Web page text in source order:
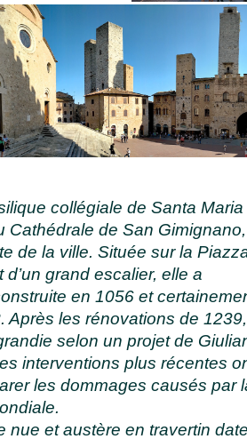
collégiale de Santa Maria
Cathédrale de San
de la ville. Située sur la
grand escalier, elle a
en 1056 et
Après les rénovations de
selon un projet de
interventions plus récentes
les dommages causés par
nue et austère en travertin